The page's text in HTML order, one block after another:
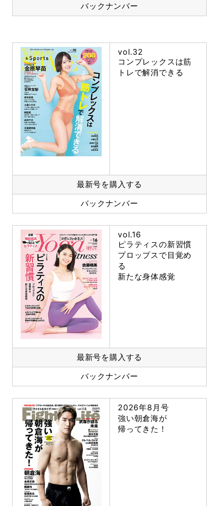
バックナンバー
vol.32
コンプレックスは筋
トレで解消できる
最新号を購入する
バックナンバー
vol.16
ピラティスの新習慣
プロップスで目覚め
る
新たな身体感覚
最新号を購入する
バックナンバー
2026年8月号
強い朝倉海が
帰ってきた！